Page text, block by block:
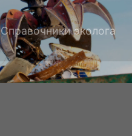
Справочники эколога